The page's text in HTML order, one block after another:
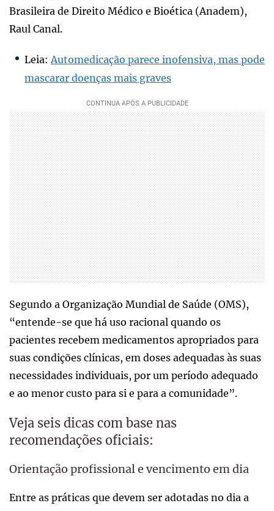
Brasileira de Direito Médico e Bioética (Anadem),
Raul Canal.
Leia: Automedicação parece inofensiva, mas pode
mascarar doenças mais graves
Segundo a Organização Mundial de Saúde (OMS),
“entende-se que há uso racional quando os
pacientes recebem medicamentos apropriados para
suas condições clínicas, em doses adequadas às suas
necessidades individuais, por um período adequado
e ao menor custo para si e para a comunidade”.
Veja seis dicas com base nas
recomendações oficiais:
Orientação profissional e vencimento em dia
Entre as práticas que devem ser adotadas no dia a